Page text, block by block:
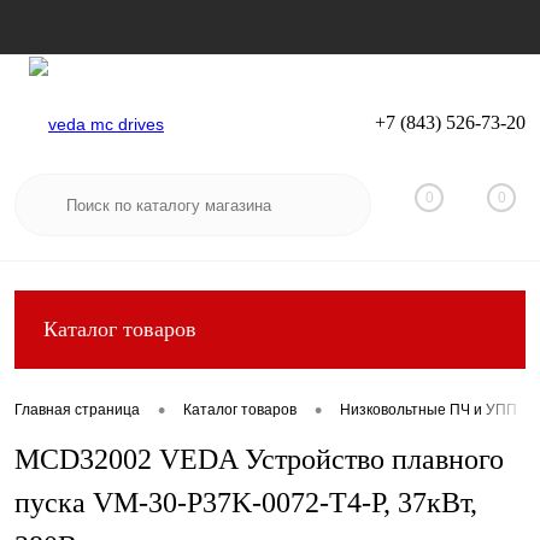
Вход Регистрация
+7 (843) 526-73-20
0 0
Каталог товаров
Главная страница • Каталог товаров • Низковольтные ПЧ и УПП
MCD32002 VEDA Устройство плавного
пуска VM-30-P37K-0072-T4-P, 37кВт,